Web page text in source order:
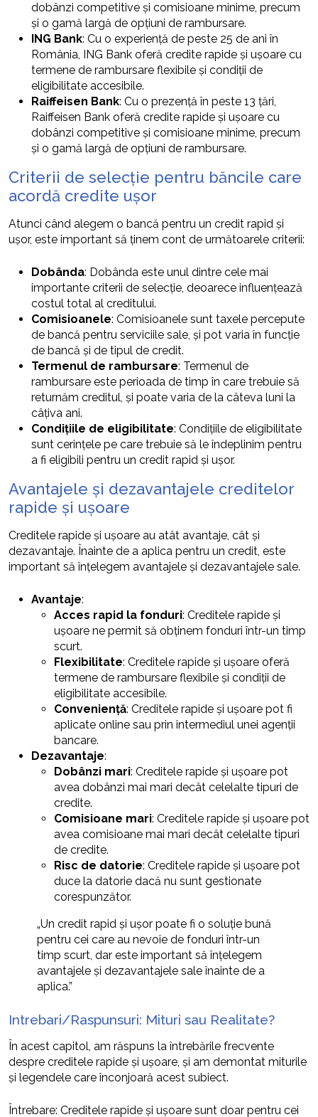
dobânzi competitive și comisioane minime, precum
și o gamă largă de opțiuni de rambursare.
ING Bank: Cu o experiență de peste 25 de ani în
România, ING Bank oferă credite rapide și ușoare cu
termene de rambursare flexibile și condiții de
eligibilitate accesibile.
Raiffeisen Bank: Cu o prezență în peste 13 țări,
Raiffeisen Bank oferă credite rapide și ușoare cu
dobânzi competitive și comisioane minime, precum
și o gamă largă de opțiuni de rambursare.
Criterii de selecție pentru băncile care
acordă credite ușor
Atunci când alegem o bancă pentru un credit rapid și
ușor, este important să ținem cont de următoarele criterii:
Dobânda: Dobânda este unul dintre cele mai
importante criterii de selecție, deoarece influențează
costul total al creditului.
Comisioanele: Comisioanele sunt taxele percepute
de bancă pentru serviciile sale, și pot varia în funcție
de bancă și de tipul de credit.
Termenul de rambursare: Termenul de
rambursare este perioada de timp în care trebuie să
returnăm creditul, și poate varia de la câteva luni la
câțiva ani.
Condițiile de eligibilitate: Condițiile de eligibilitate
sunt cerințele pe care trebuie să le îndeplinim pentru
a fi eligibili pentru un credit rapid și ușor.
Avantajele și dezavantajele creditelor
rapide și ușoare
Creditele rapide și ușoare au atât avantaje, cât și
dezavantaje. Înainte de a aplica pentru un credit, este
important să înțelegem avantajele și dezavantajele sale.
Avantaje:
Acces rapid la fonduri: Creditele rapide și
ușoare ne permit să obținem fonduri într-un timp
scurt.
Flexibilitate: Creditele rapide și ușoare oferă
termene de rambursare flexibile și condiții de
eligibilitate accesibile.
Conveniență: Creditele rapide și ușoare pot fi
aplicate online sau prin intermediul unei agenții
bancare.
Dezavantaje:
Dobânzi mari: Creditele rapide și ușoare pot
avea dobânzi mai mari decât celelalte tipuri de
credite.
Comisioane mari: Creditele rapide și ușoare pot
avea comisioane mai mari decât celelalte tipuri
de credite.
Risc de datorie: Creditele rapide și ușoare pot
duce la datorie dacă nu sunt gestionate
corespunzător.
„Un credit rapid și ușor poate fi o soluție bună
pentru cei care au nevoie de fonduri într-un
timp scurt, dar este important să înțelegem
avantajele și dezavantajele sale înainte de a
aplica.”
Intrebari/Raspunsuri: Mituri sau Realitate?
În acest capitol, am răspuns la întrebările frecvente
despre creditele rapide și ușoare, și am demontat miturile
și legendele care înconjoară acest subiect.
Întrebare: Creditele rapide și ușoare sunt doar pentru cei